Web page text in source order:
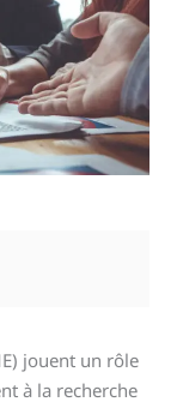
jouent un rôle
à la recherche